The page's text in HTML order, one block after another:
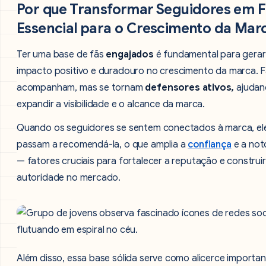
Por que Transformar Seguidores em
Essencial para o Crescimento da
Ter uma base de fãs engajados é fundamental para
impacto positivo e duradouro no crescimento da marca.
acompanham, mas se tornam defensores ativos,
expandir a visibilidade e o alcance da marca.
Quando os seguidores se sentem conectados à marca,
passam a recomendá-la, o que amplia a confiança e a
— fatores cruciais para fortalecer a reputação e construir
autoridade no mercado.
Além disso, essa base sólida serve como alicerce